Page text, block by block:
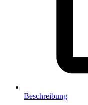
Beschreibung